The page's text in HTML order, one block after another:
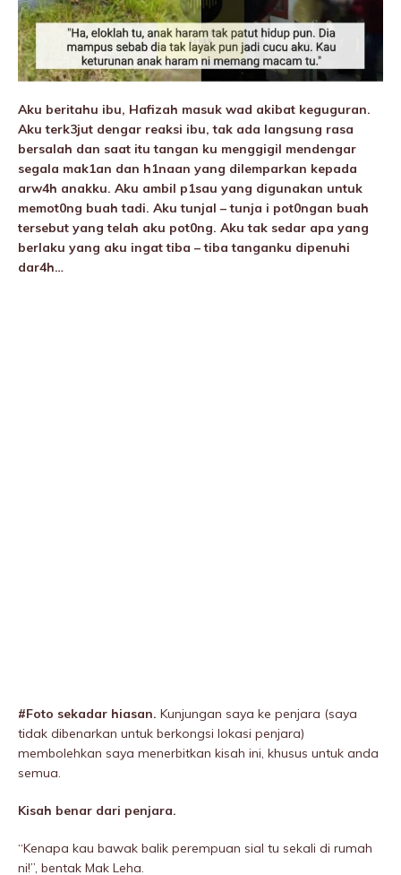
Aku beritahu ibu, Hafizah masuk wad akibat keguguran.
Aku terk3jut dengar reaksi ibu, tak ada langsung rasa
bersalah dan saat itu tangan ku menggigiI mendengar
segala mak1an dan h1naan yang diIemparkan kepada
arw4h anakku. Aku ambil p1sau yang digunakan untuk
memot0ng buah tadi. Aku tunjaI – tunja i pot0ngan buah
tersebut yang telah aku pot0ng. Aku tak sedar apa yang
berlaku yang aku ingat tiba – tiba tanganku dipenuhi
dar4h…
#Foto sekadar hiasan. Kunjungan saya ke penjara (saya
tidak dibenarkan untuk berkongsi lokasi penjara)
membolehkan saya menerbitkan kisah ini, khusus untuk anda
semua.
Kisah benar dari penjara.
“Kenapa kau bawak balik perempuan siaI tu sekali di rumah
ni!”, bentak Mak Leha.